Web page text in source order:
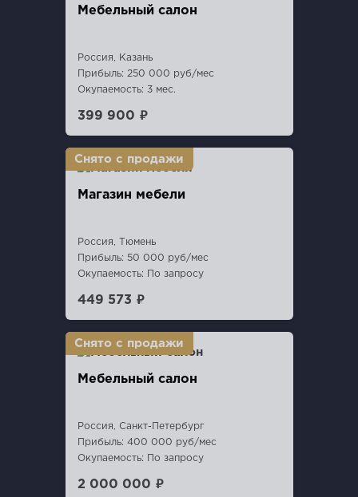
Мебельный салон
Россия, Казань
Прибыль: 250 000 руб/мес
Окупаемость: 3 мес.
399 900 ₽
Магазин мебели
Россия, Тюмень
Прибыль: 50 000 руб/мес
Окупаемость: По запросу
449 573 ₽
Мебельный салон
Россия, Санкт-Петербург
Прибыль: 400 000 руб/мес
Окупаемость: По запросу
2 000 000 ₽